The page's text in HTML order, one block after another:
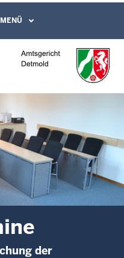
Sitzungstermine
der